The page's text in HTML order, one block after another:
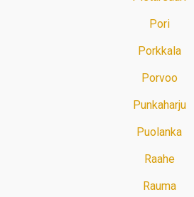
Pori
Porkkala
Porvoo
Punkaharju
Puolanka
Raahe
Rauma